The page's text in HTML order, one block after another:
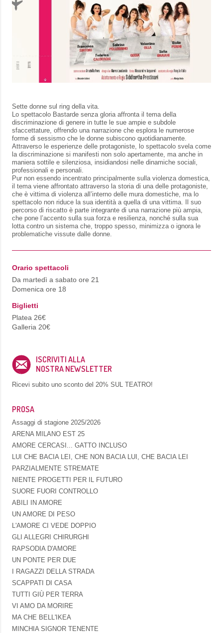
Sette donne sul ring della vita.
Lo spettacolo Bastarde senza gloria affronta il tema della
discriminazione di genere in tutte le sue ampie e subdole
sfaccettature, offrendo una narrazione che esplora le numerose
forme di sessismo che le donne subiscono quotidianamente.
Attraverso le esperienze delle protagoniste, lo spettacolo svela come
la discriminazione si manifesti non solo apertamente, ma anche in
maniera sottile e silenziosa, insidiandosi nelle dinamiche sociali,
professionali e personali.
Pur non essendo incentrato principalmente sulla violenza domestica,
il tema viene affrontato attraverso la storia di una delle protagoniste,
che è vittima di violenza all’interno delle mura domestiche, ma lo
spettacolo non riduce la sua identità a quella di una vittima. Il suo
percorso di riscatto è parte integrante di una narrazione più ampia,
che pone l’accento sulla sua forza e resilienza, nonché sulla sua
lotta contro un sistema che, troppo spesso, minimizza o ignora le
problematiche vissute dalle donne.
Orario spettacoli
Da martedì a sabato ore 21
Domenica ore 18
Biglietti
Platea 26€
Galleria 20€
ISCRIVITI ALLA
NOSTRA NEWSLETTER
Ricevi subito uno sconto del 20% SUL TEATRO!
PROSA
Assaggi di stagione 2025/2026
ARENA MILANO EST 25
AMORE CERCASI... GATTO INCLUSO
LUI CHE BACIA LEI, CHE NON BACIA LUI, CHE BACIA LEI
PARZIALMENTE STREMATE
NIENTE PROGETTI PER IL FUTURO
SUORE FUORI CONTROLLO
ABILI IN AMORE
UN AMORE DI PESO
L'AMORE CI VEDE DOPPIO
GLI ALLEGRI CHIRURGHI
RAPSODIA D'AMORE
UN PONTE PER DUE
I RAGAZZI DELLA STRADA
SCAPPATI DI CASA
TUTTI GIÙ PER TERRA
VI AMO DA MORIRE
MA CHE BELL'IKEA
MINCHIA SIGNOR TENENTE